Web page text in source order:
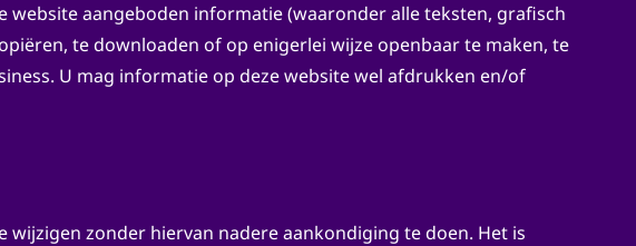
aangeboden informatie (waaronder alle teksten, grafisch
te downloaden of op enigerlei wijze openbaar te maken, te
U mag informatie op deze website wel afdrukken en/of
zonder hiervan nadere aankondiging te doen. Het is